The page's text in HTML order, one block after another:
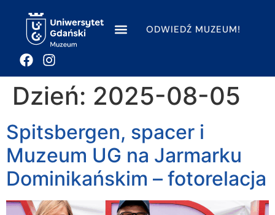
ODWIEDŹ MUZEUM!
Dzień: 2025-08-05
Spitsbergen, spacer i
Muzeum UG na Jarmarku
Dominikańskim – fotorelacja